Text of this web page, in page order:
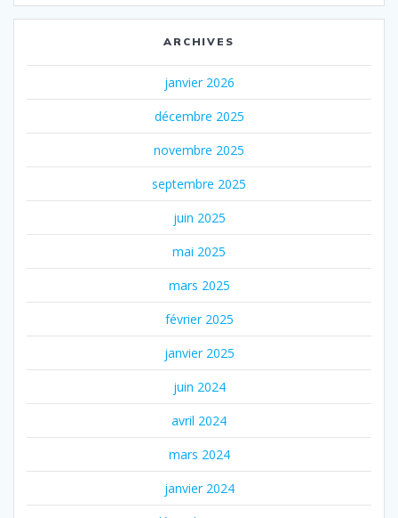
ARCHIVES
janvier 2026
décembre 2025
novembre 2025
septembre 2025
juin 2025
mai 2025
mars 2025
février 2025
janvier 2025
juin 2024
avril 2024
mars 2024
janvier 2024